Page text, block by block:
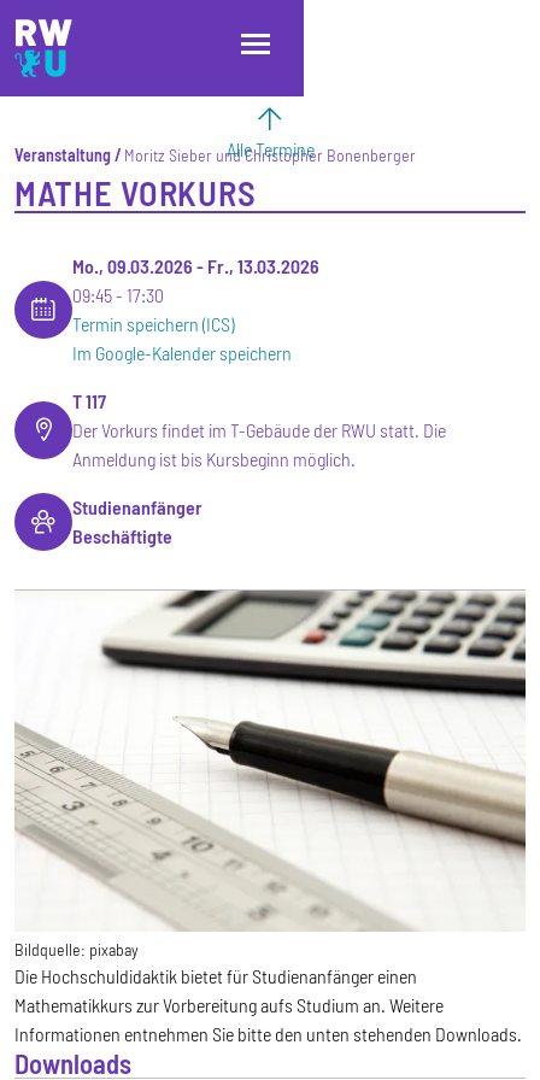
Direkt zum Inhalt
Direkt zur Hauptnavigation
Direkt zum Fußbereich
Alle Termine
Veranstaltung Moritz Sieber und Christopher Bonenberger
MATHE VORKURS
Mo., 09.03.2026 - Fr., 13.03.2026
09:45
17:30
Termin speichern (ICS)
Im Google-Kalender speichern
T 117
Der Vorkurs findet im T-Gebäude der RWU statt. Die
Anmeldung ist bis Kursbeginn möglich.
Studienanfänger
Beschäftigte
Bildquelle: pixabay
Die Hochschuldidaktik bietet für Studienanfänger einen
Mathematikkurs zur Vorbereitung aufs Studium an. Weitere
Informationen entnehmen Sie bitte den unten stehenden Downloads.
Downloads